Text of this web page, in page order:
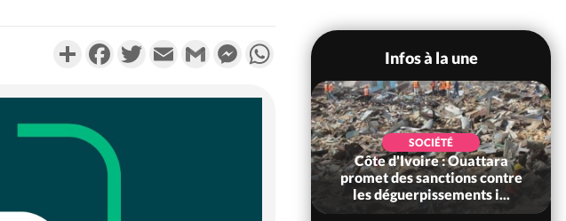
PartagerFacebookTwitterEmail Gmail MessengerWhatsApp
Infos à la une
Côte d'Ivoire : Après le pari
réussi du 66e anniversaire,
SOCIÉTÉ
Côte d'Ivoire : Ouattara
promet des sanctions contre
les déguerpissements i...